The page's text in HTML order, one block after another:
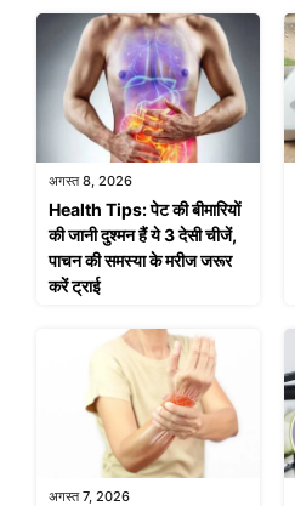
अगस्त 8, 2026
Health Tips: पेट की बीमारियों
की जानी दुश्मन हैं ये 3 देसी चीजें,
पाचन की समस्या के मरीज जरूर
करें ट्राई
अगस्त 7, 2026